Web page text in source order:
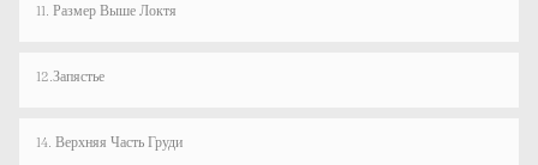
11. Размер Выше Локтя
12.Запястье
14. Верхняя Часть Груди